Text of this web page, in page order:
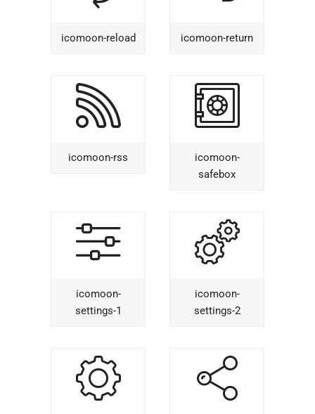
icomoon-reload icomoon-return
icomoon-rss
icomoon-
safebox
icomoon-
settings-1
icomoon-
settings-2